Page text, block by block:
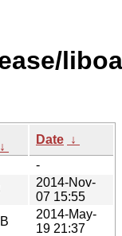
↓
Date ↓
-
2014-Nov-
07 15:55
2014-May-
19 21:37